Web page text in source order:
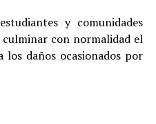
y comunidades
con normalidad el
los daños ocasionados por